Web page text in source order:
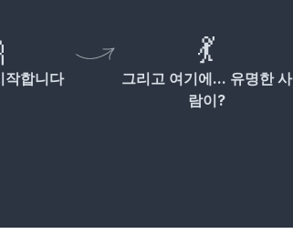
작합니다
💃
그리고 여기에... 유명한 사
람이?